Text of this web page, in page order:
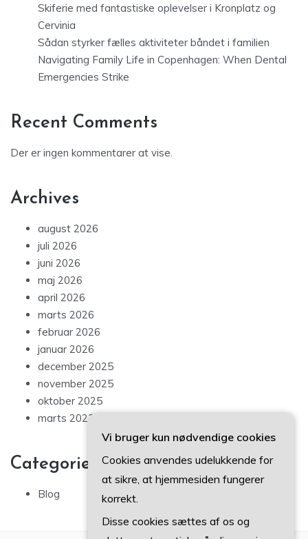
Skiferie med fantastiske oplevelser i Kronplatz og
Cervinia
Sådan styrker fælles aktiviteter båndet i familien
Navigating Family Life in Copenhagen: When Dental
Emergencies Strike
Recent Comments
Der er ingen kommentarer at vise.
Archives
august 2026
juli 2026
juni 2026
maj 2026
april 2026
marts 2026
februar 2026
januar 2026
december 2025
november 2025
oktober 2025
marts 2023
Categories
Blog
Vi bruger kun nødvendige cookies
Cookies anvendes udelukkende for
at sikre, at hjemmesiden fungerer
korrekt.
Disse cookies sættes af os og